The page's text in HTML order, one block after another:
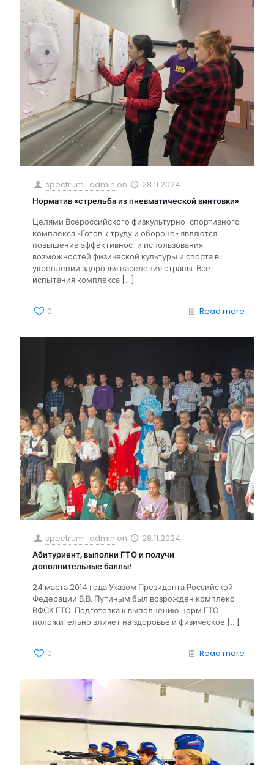
spectrum_admin on
28.11.2024
Норматив «стрельба из пневматической винтовки»
Целями Всероссийского физкультурно-спортивного
комплекса «Готов к труду и обороне» являются
повышение эффективности использования
возможностей физической культуры и спорта в
укреплении здоровья населения страны. Все
испытания комплекса […]
0 Read more
spectrum_admin on
28.11.2024
Абитуриент, выполни ГТО и получи
дополнительные баллы!
24 марта 2014 года Указом Президента Российской
Федерации В.В. Путиным был возрожден комплекс
ВФСК ГТО. Подготовка к выполнению норм ГТО
положительно влияет на здоровье и физическое […]
0 Read more